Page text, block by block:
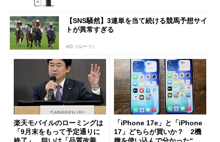
【SNS騒然】3連単を当て続ける競馬予想サイ
トが異常すぎる
AD（ルーツ）
楽天モバイルのローミングは
「9月末をもって予定通りに
「iPhone 17e」と「iPhone
17」どちらが買いか？ 2機